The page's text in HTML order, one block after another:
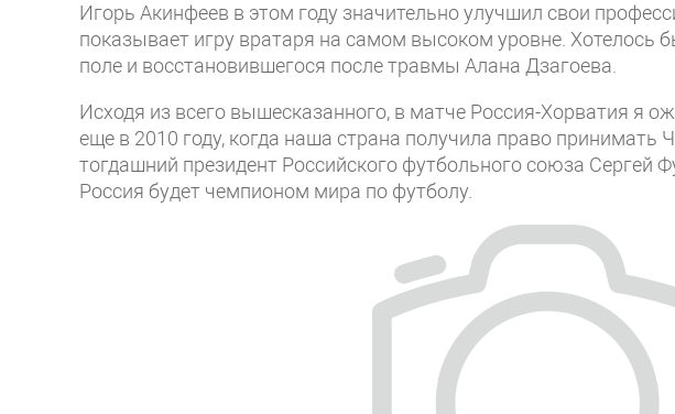
Игорь Акинфеев в этом году значительно улучшил свои
показывает игру вратаря на самом высоком уровне. Хотелось
поле и восстановившегося после травмы Алана Дзагоева.
Исходя из всего вышесказанного, в матче Россия-Хорватия я
еще в 2010 году, когда наша страна получила право принимать
тогдашний президент Российского футбольного союза Сергей
Россия будет чемпионом мира по футболу.